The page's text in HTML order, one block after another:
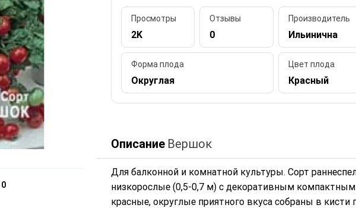
0
Просмотры
2K
Отзывы
0
Производитель
Ильинична
Форма плода
Округлая
Цвет плода
Красный
Описание Вершок
Для балконной и комнатной культуры. Сорт
низкорослые (0,5-0,7 м) с декоративным
красные, округлые приятного вкуса собраны в